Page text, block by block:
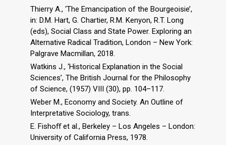
Thierry A., ‘The Emancipation of the Bourgeoisie’,
in: D.M. Hart, G. Chartier, R.M. Kenyon, R.T. Long
(eds), Social Class and State Power. Exploring an
Alternative Radical Tradition, London – New York:
Palgrave Macmillan, 2018.
Watkins J., ‘Historical Explanation in the Social
Sciences’, The British Journal for the Philosophy
of Science, (1957) VIII (30), pp. 104–117.
Weber M., Economy and Society. An Outline of
Interpretative Sociology, trans.
E. Fishoﬀ et al., Berkeley – Los Angeles – London:
University of California Press, 1978.